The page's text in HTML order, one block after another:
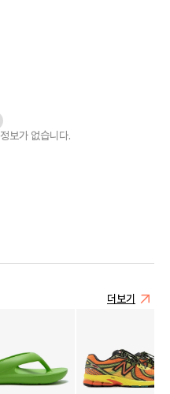
정보가 없습니다.
더보기